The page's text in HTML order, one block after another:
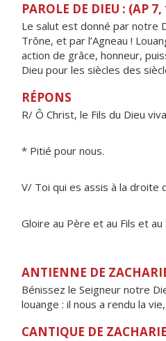
PAROLE DE DIEU : (AP
Le salut est donné par notre
Trône, et par l’Agneau !
action de grâce, honneur,
Dieu pour les siècles des
RÉPONS
R/ Ô Christ, le Fils du Dieu
* Pitié pour nous.
V/ Toi qui es assis à la droite
Gloire au Père et au Fils et
ANTIENNE DE
Bénissez le Seigneur notre
louange : il nous a rendu la
CANTIQUE DE